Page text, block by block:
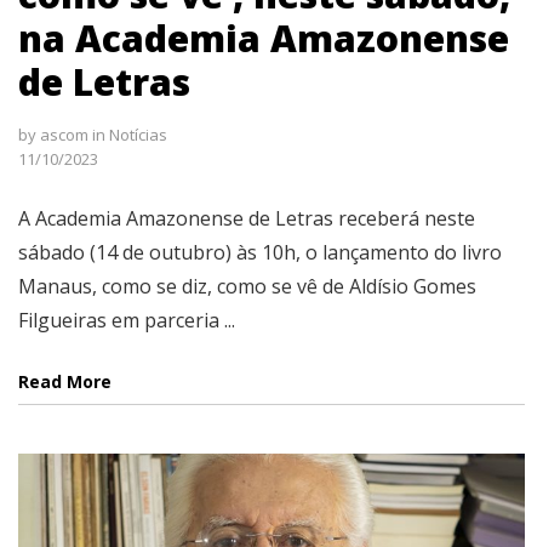
na Academia Amazonense
de Letras
by ascom in Notícias
11/10/2023
A Academia Amazonense de Letras receberá neste
sábado (14 de outubro) às 10h, o lançamento do livro
Manaus, como se diz, como se vê de Aldísio Gomes
Filgueiras em parceria ...
Read More